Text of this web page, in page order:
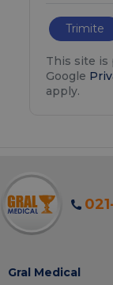
Trimite
This site is
Google
apply.
Gral Medical